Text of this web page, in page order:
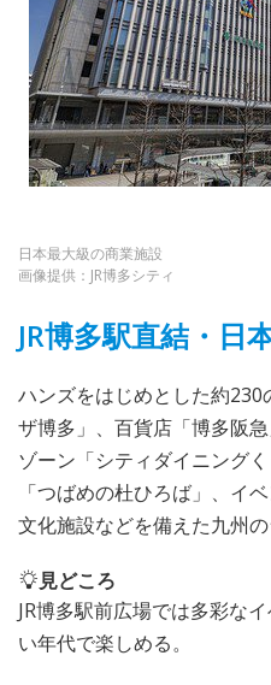
日本最大級の商業施設
画像提供：JR博多シティ
JR博多駅直結・日
ハンズをはじめとした約
ザ博多」、百貨店「博多阪
ゾーン「シティダイニング
「つばめの杜ひろば」、イ
文化施設などを備えた九州の
見どころ
JR博多駅前広場では多彩な
い年代で楽しめる。